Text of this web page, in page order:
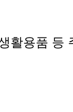
활용품 등